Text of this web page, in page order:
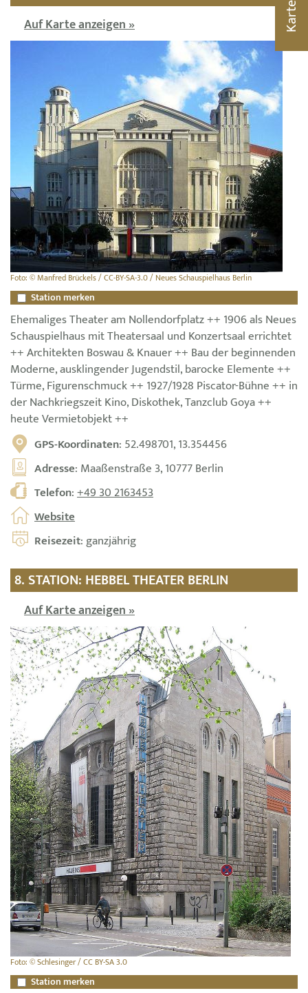
Auf Karte anzeigen »
Foto: © Manfred Brückels / CC-BY-SA-3.0 / Neues Schauspielhaus Berlin
Station merken
Ehemaliges Theater am Nollendorfplatz ++ 1906 als Neues
Schauspielhaus mit Theatersaal und Konzertsaal errichtet
++ Architekten Boswau & Knauer ++ Bau der beginnenden
Moderne, ausklingender Jugendstil, barocke Elemente ++
Türme, Figurenschmuck ++ 1927/1928 Piscator-Bühne ++ in
der Nachkriegszeit Kino, Diskothek, Tanzclub Goya ++
heute Vermietobjekt ++
GPS-Koordinaten: 52.498701, 13.354456
Adresse: Maaßenstraße 3, 10777 Berlin
Telefon:+49 30 2163453
Website
Reisezeit: ganzjährig
8. STATION: HEBBEL THEATER BERLIN
Auf Karte anzeigen »
Foto: © Schlesinger / CC BY-SA 3.0
Station merken
Karte